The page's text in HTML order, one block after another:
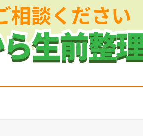
相談ください
生前整
生前整